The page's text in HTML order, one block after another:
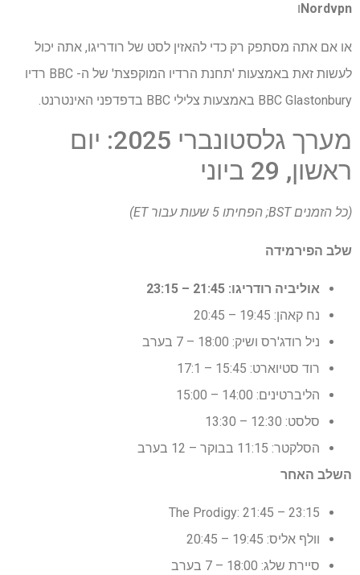
Nordvpn ו
או אם אתה מסתפק רק כדי להאזין לסט של רודריגו, אתה יכול
לעשות זאת באמצעות 'תחנת הרדיו המוקפצת' של ה- BBC רדיו
BBC Glastonbury באמצעות צלילי BBC בדפדפני האינטרנט.
מערך גלסטונברי 2025: יום
ראשון, 29 ביוני
(כל הזמנים BST; הפחיתו 5 שעות עבור ET)
שלב הפירמידה
אוליביה רודריגו: 21:45 – 23:15
נח קאהן: 19:45 – 20:45
ניל רודג'רס ושיק: 18:00 – 7 בערב
רוד סטיוארט: 15:45 – 17:1
הליברטינים: 14:00 – 15:00
סלסט: 12:30 – 13:30
הסלקטר: 11:15 בבוקר – 12 בערב
השלב האחר
The Prodigy: 21:45 – 23:15
וולף אליס: 19:45 – 20:45
סיירת שלג: 18:00 – 7 בערב